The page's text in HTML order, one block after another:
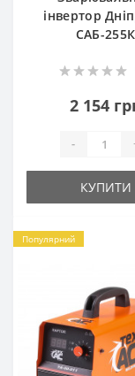
інвертор
САБ-255К
2 154
-
КУПИТИ
Популярний